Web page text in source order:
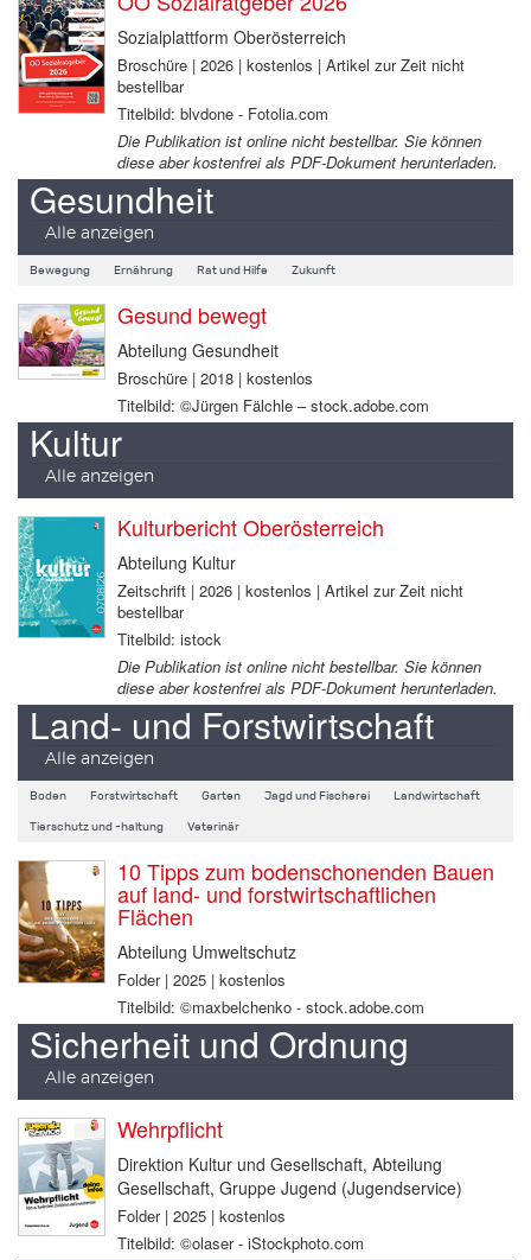
Sozialplattform Oberösterreich
Broschüre | 2026 | kostenlos | Artikel zur Zeit nicht
bestellbar
Titelbild: blvdone - Fotolia.com
Die Publikation ist online nicht bestellbar. Sie können
diese aber kostenfrei als PDF-Dokument herunterladen.
Gesundheit
Alle anzeigen
Bewegung Ernährung Rat und Hilfe Zukunft
Gesund bewegt
Abteilung Gesundheit
Broschüre | 2018 | kostenlos
Titelbild: ©Jürgen Fälchle – stock.adobe.com
Kultur
Alle anzeigen
Kulturbericht Oberösterreich
Abteilung Kultur
Zeitschrift | 2026 | kostenlos | Artikel zur Zeit nicht
bestellbar
Titelbild: istock
Die Publikation ist online nicht bestellbar. Sie können
diese aber kostenfrei als PDF-Dokument herunterladen.
Land- und Forstwirtschaft
Alle anzeigen
Boden Forstwirtschaft Garten Jagd und Fischerei Landwirtschaft
Tierschutz und -haltung Veterinär
10 Tipps zum bodenschonenden Bauen
auf land- und forstwirtschaftlichen
Flächen
Abteilung Umweltschutz
Folder | 2025 | kostenlos
Titelbild: ©maxbelchenko - stock.adobe.com
Sicherheit und Ordnung
Alle anzeigen
Wehrpflicht
Direktion Kultur und Gesellschaft, Abteilung
Gesellschaft, Gruppe Jugend (Jugendservice)
Folder | 2025 | kostenlos
Titelbild: ©olaser - iStockphoto.com